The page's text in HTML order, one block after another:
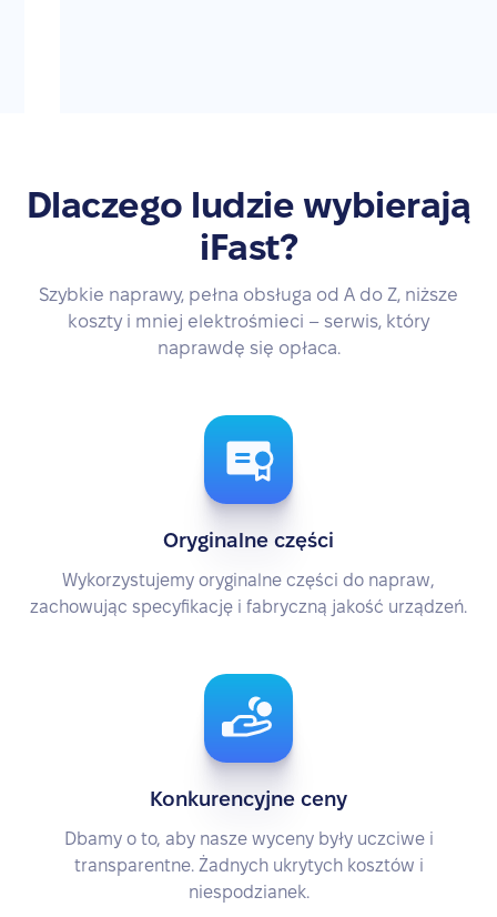
Dlaczego ludzie wybierają
iFast?
Szybkie naprawy, pełna obsługa od A do Z, niższe
koszty i mniej elektrośmieci – serwis, który
naprawdę się opłaca.
Oryginalne części
Wykorzystujemy oryginalne części do napraw,
zachowując specyfikację i fabryczną jakość urządzeń.
Konkurencyjne ceny
Dbamy o to, aby nasze wyceny były uczciwe i
transparentne. Żadnych ukrytych kosztów i
niespodzianek.